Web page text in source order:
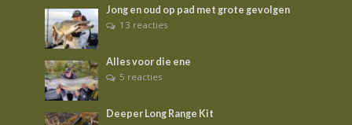
Jong en oud op pad met grote gevolgen
13 reacties
Alles voor die ene
5 reacties
Deeper Long Range Kit